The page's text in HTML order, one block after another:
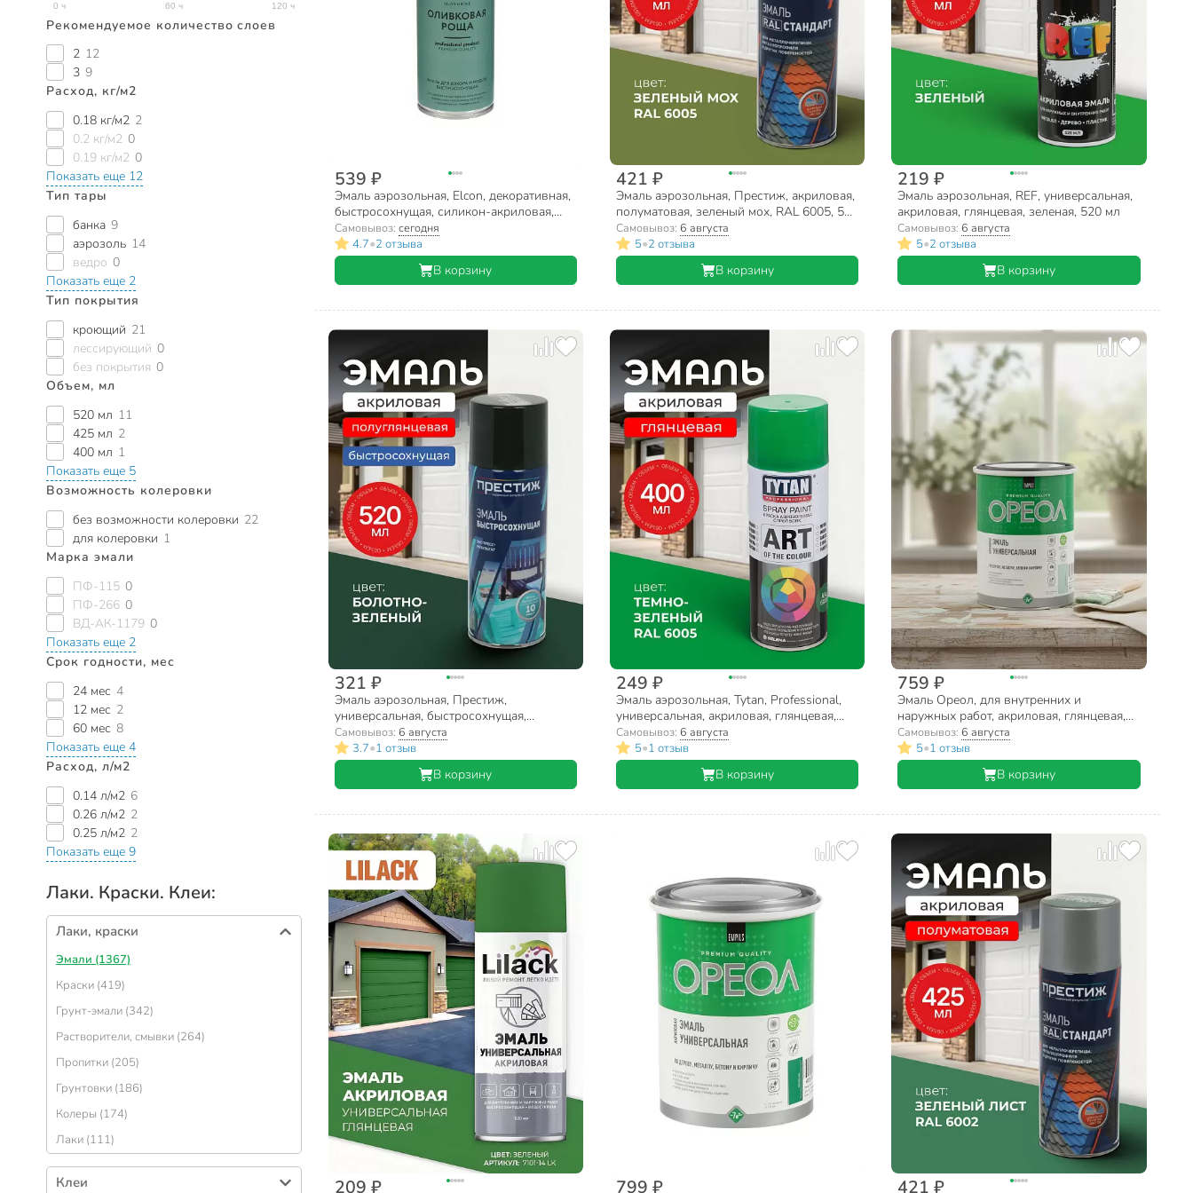
Рекомендуемое количество слоев
2 12
3 9
Расход, кг/м2
0.18 кг/м2 2
0.2 кг/м2 0
0.19 кг/м2 0
Показать еще 12
Тип тары
банка 9
аэрозоль 14
ведро 0
Показать еще 2
Тип покрытия
кроющий 21
лессирующий 0
без покрытия 0
Объем, мл
520 мл 11
425 мл 2
400 мл 1
Показать еще 5
Возможность колеровки
без возможности колеровки 22
для колеровки 1
Марка эмали
ПФ-115 0
ПФ-266 0
ВД-АК-1179 0
Показать еще 2
Срок годности, мес
24 мес 4
12 мес 2
60 мес 8
Показать еще 4
Расход, л/м2
0.14 л/м2 6
0.26 л/м2 2
0.25 л/м2 2
Показать еще 9
Лаки. Краски. Клеи:
Лаки, краски
Эмали (1367)
Краски (419)
Грунт-эмали (342)
Растворители, смывки (264)
Пропитки (205)
Грунтовки (186)
Колеры (174)
Лаки (111)
Клеи
539 ₽
Эмаль аэрозольная, Elcon, декоративная,
быстросохнущая, силикон-акриловая,
матовая, оливковая роща, 520 мл
Самовывоз: сегодня
4.7•2 отзыва
В корзину
421 ₽
Эмаль аэрозольная, Престиж, акриловая,
полуматовая, зеленый мох, RAL 6005, 520
мл
Самовывоз: 6 августа
5•2 отзыва
В корзину
219 ₽
Эмаль аэрозольная, REF, универсальная,
акриловая, глянцевая, зеленая, 520 мл
Самовывоз: 6 августа
5•2 отзыва
В корзину
321 ₽
Эмаль аэрозольная, Престиж,
универсальная, быстросохнущая,
акриловая, полуглянцевая, болотно-
зеленая, 520 мл
Самовывоз: 6 августа
3.7•1 отзыв
В корзину
249 ₽
Эмаль аэрозольная, Tytan, Professional,
универсальная, акриловая, глянцевая,
темно-зеленая, RAL 6005, 400 мл, 0.283
кг
Самовывоз: 6 августа
5•1 отзыв
В корзину
759 ₽
Эмаль Ореол, для внутренних и
наружных работ, акриловая, глянцевая,
ментол, 1 кг
Самовывоз: 6 августа
5•1 отзыв
В корзину
209 ₽ 799 ₽ 421 ₽